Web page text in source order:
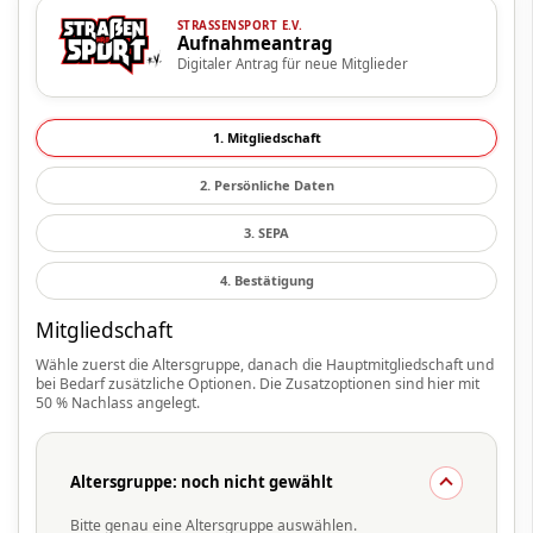
STRASSENSPORT E.V.
Aufnahmeantrag
Digitaler Antrag für neue Mitglieder
1. Mitgliedschaft
2. Persönliche Daten
3. SEPA
4. Bestätigung
Mitgliedschaft
Wähle zuerst die Altersgruppe, danach die Hauptmitgliedschaft und
bei Bedarf zusätzliche Optionen. Die Zusatzoptionen sind hier mit
50 % Nachlass angelegt.
Altersgruppe: noch nicht gewählt
Bitte genau eine Altersgruppe auswählen.